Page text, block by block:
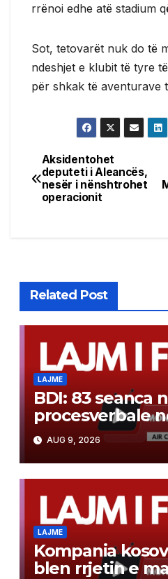
rrënoi edhe atë stadium
Sot, tetovarët nuk do të
ndeshjet e klubit të tyre
për shkak të aventurave
Post
navigation
Aksidentohet
deputeti i Aleancës,
nesër i nënshtrohet
operacionit
Related Post
LAJME
BDI: 83 seanca
procesverbale
shqipe
AUG 9, 2026
LAJME
Kompania
blen rrjetin e